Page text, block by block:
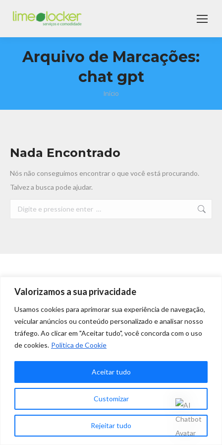
Valorizamos a sua privacidade
Usamos cookies para aprimorar sua experiência de navegação,
veicular anúncios ou conteúdo personalizado e analisar nosso
tráfego. Ao clicar em "Aceitar tudo", você concorda com o uso
de cookies. Politica de Cookie
Customizar
Rejeitar tudo
Aceitar tudo
Arquivo de Marcações:
chat gpt
Você está aqui:
Início
Nada Encontrado
Nós não conseguimos encontrar o que você está procurando.
Talvez a busca pode ajudar.